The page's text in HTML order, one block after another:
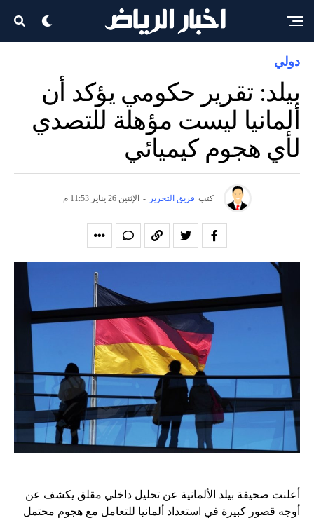
دولي
بيلد: تقرير حكومي يؤكد أن
ألمانيا ليست مؤهلة للتصدي
لأي هجوم كيميائي
كتب فريق التحرير - الإثنين 26 يناير 11:53 م
أعلنت صحيفة بيلد الألمانية عن تحليل داخلي مقلق يكشف عن
أوجه قصور كبيرة في استعداد ألمانيا للتعامل مع هجوم محتمل